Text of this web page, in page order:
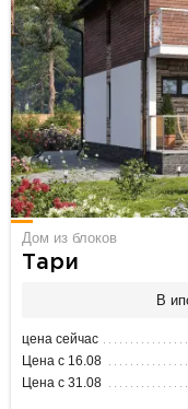
Дом из блоков
Тари
В
цена сейчас
Цена с 16.08
Цена с 31.08